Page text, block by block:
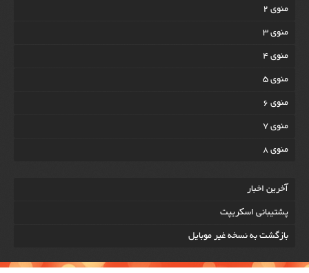
منوی 2
منوی 3
منوی 4
منوی 5
منوی 6
منوی 7
منوی 8
آخرين اخبار
پشتیبانی اسکریپت
بازگشت به نسخه غير موبایل